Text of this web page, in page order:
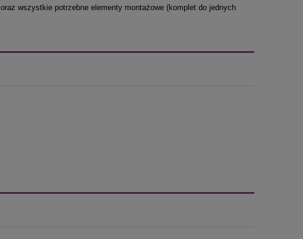
oraz wszystkie potrzebne elementy montażowe (komplet do jednych